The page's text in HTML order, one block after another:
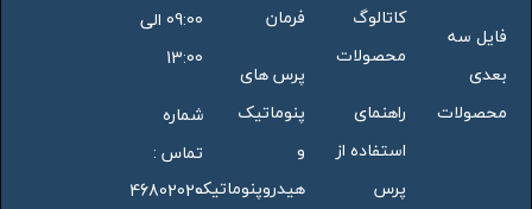
فایل سه
بعدی
محصولات
کاتالوگ
محصولات
راهنمای
استفاده از
پرس
فرمان
پرس های
پنوماتیک
و
هیدروپنوماتیک
09:00 الی
13:00
شماره
تماس :
46802020